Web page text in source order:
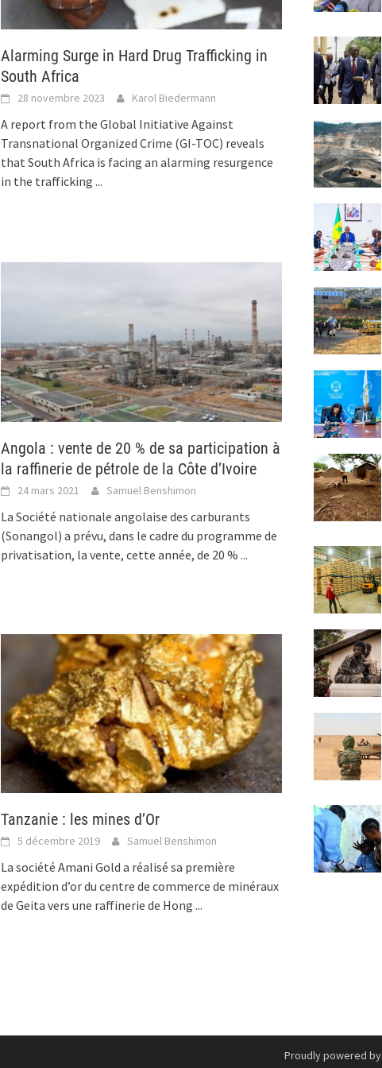
Alarming Surge in Hard Drug Trafficking in
South Africa
28 novembre 2023 Karol Biedermann
A report from the Global Initiative Against
Transnational Organized Crime (GI-TOC) reveals
that South Africa is facing an alarming resurgence
in the trafficking...
Angola : vente de 20 % de sa participation à
la raffinerie de pétrole de la Côte d’Ivoire
24 mars 2021 Samuel Benshimon
La Société nationale angolaise des carburants
(Sonangol) a prévu, dans le cadre du programme de
privatisation, la vente, cette année, de 20 %...
Tanzanie : les mines d’Or
5 décembre 2019 Samuel Benshimon
La société Amani Gold a réalisé sa première
expédition d’or du centre de commerce de minéraux
de Geita vers une raffinerie de Hong...
Proudly powered by